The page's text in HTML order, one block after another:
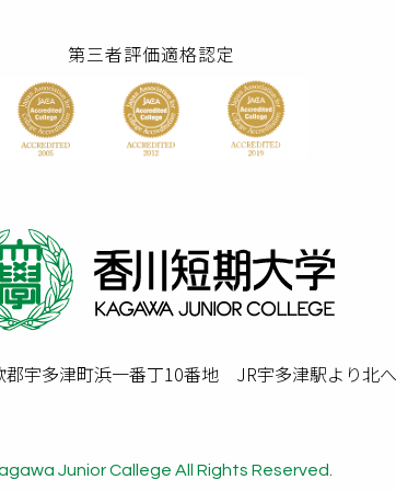
第三者評価適格認定
郡宇多津町浜一番丁10番地 JR宇多津駅より北
Junior Callege All Rights Reserved.